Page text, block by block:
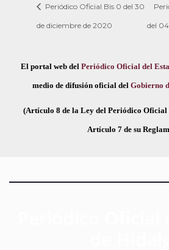
Periódico Oficial Bis 0 del 30
de diciembre de 2020 del
El portal web del Periódico Oficial del
medio de difusión oficial del Gobierno
(Artículo 8 de la Ley del Periódico Oficial
Artículo 7 de su